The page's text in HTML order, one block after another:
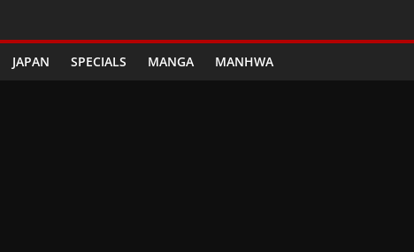
JAPAN SPECIALS MANGA MANHWA